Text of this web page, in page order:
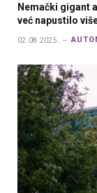
Nemački gigant
već napustilo
02.08.2025.